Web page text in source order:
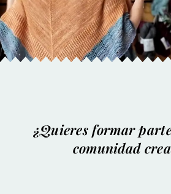
¿Quieres formar
comunidad